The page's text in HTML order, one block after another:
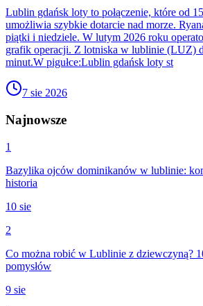
Lublin gdańsk loty to połączenie, które od
umożliwia szybkie dotarcie nad morze.
piątki i niedziele. W lutym 2026 roku
grafik operacji. Z lotniska w lublinie (LUZ)
minut.W pigułce:Lublin gdańsk loty st
7 sie 2026
Najnowsze
1
Bazylika ojców dominikanów w lublinie:
historia
10 sie
2
Co można robić w Lublinie z dziewczyną?
pomysłów
9 sie